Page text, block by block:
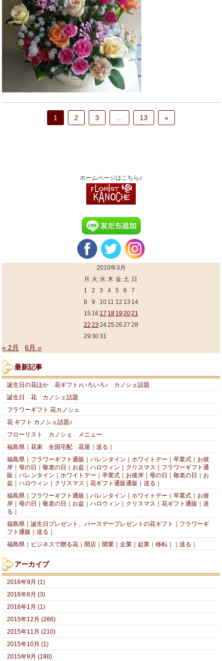
1 2 3 … 13 »
ホームページはこちら♪
2010年3月
月 火 水 木 金 土 日
1
2 3 4 5 6
7
8
9 10 11 12 13 14
15 16 17 18 19 2021
22 23 2425 26 27 28
29 3031
« 2月 6月 »
最新記事
誕生日の花ほか 花ギフト♪いろいろ♪ カノシェ話題
誕生日 花 カノシェ話題
フラワーギフト 花カノシェ
花 ギフト カノシェ話題♪
フローリスト カノシェ メニュー
福島県｜花束 全国宅配 花屋｜送る｜
福島県｜フラワーギフト通販｜バレンタイン｜ホワイトデー｜卒業式｜お彼
岸｜母の日｜敬老の日｜お盆｜ハロウィン｜クリスマス｜フラワーギフト通
販｜バレンタイン｜ホワイトデー｜卒業式｜お彼岸｜母の日｜敬老の日｜お
盆｜ハロウィン｜クリスマス｜花ギフト通販通販｜送る｜
福島県｜フラワーギフト通販｜バレンタイン｜ホワイトデー｜卒業式｜お彼
岸｜母の日｜敬老の日｜お盆｜ハロウィン｜クリスマス｜花ギフト通販｜送
る｜
福島県｜誕生日プレゼント、バースデープレゼントの花ギフト｜フラワーギ
フト通販｜送る｜
福島県｜ビジネスで贈る花｜開店｜開業｜企業｜起業｜移転｜｜送る｜
アーカイブ
2016年9月 (1)
2016年8月 (3)
2016年1月 (1)
2015年12月 (266)
2015年11月 (210)
2015年10月 (1)
2015年9月 (180)